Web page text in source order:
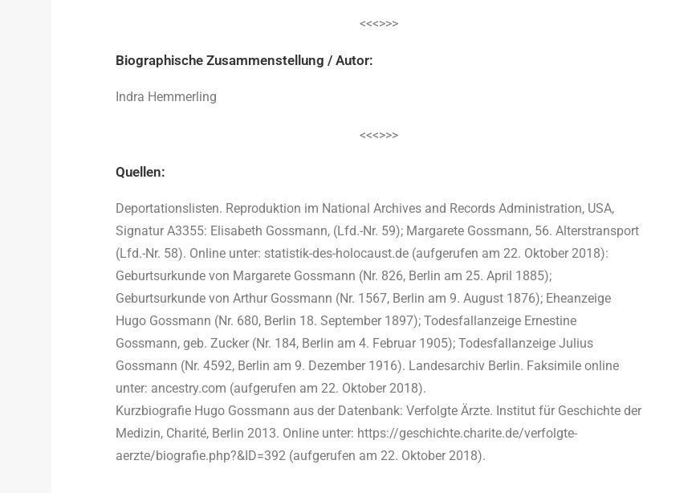
<<<>>>
Biographische Zusammenstellung / Autor:
Indra Hemmerling
<<<>>>
Quellen:
Deportationslisten. Reproduktion im National Archives and Records Administration, USA,
Signatur A3355: Elisabeth Gossmann, (Lfd.-Nr. 59); Margarete Gossmann, 56. Alterstransport
(Lfd.-Nr. 58). Online unter: statistik-des-holocaust.de (aufgerufen am 22. Oktober 2018):
Geburtsurkunde von Margarete Gossmann (Nr. 826, Berlin am 25. April 1885);
Geburtsurkunde von Arthur Gossmann (Nr. 1567, Berlin am 9. August 1876); Eheanzeige
Hugo Gossmann (Nr. 680, Berlin 18. September 1897); Todesfallanzeige Ernestine
Gossmann, geb. Zucker (Nr. 184, Berlin am 4. Februar 1905); Todesfallanzeige Julius
Gossmann (Nr. 4592, Berlin am 9. Dezember 1916). Landesarchiv Berlin. Faksimile online
unter: ancestry.com (aufgerufen am 22. Oktober 2018).
Kurzbiografie Hugo Gossmann aus der Datenbank: Verfolgte Ärzte. Institut für Geschichte der
Medizin, Charité, Berlin 2013. Online unter: https://geschichte.charite.de/verfolgte-
aerzte/biografie.php?&ID=392 (aufgerufen am 22. Oktober 2018).